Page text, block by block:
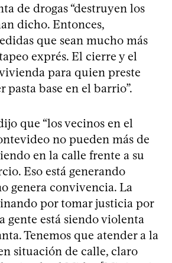
de drogas “destruyen los
dicho. Entonces,
que sean mucho más
exprés. El cierre y el
para quien preste
pasta base en el barrio”.
que “los vecinos en el
no pueden más de
en la calle frente a su
Eso está generando
genera convivencia. La
por tomar justicia por
gente está siendo violenta
Tenemos que atender a la
situación de calle, claro